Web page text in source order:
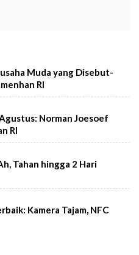
Muda yang Disebut-
RI
Norman Joesoef
RI
Tahan hingga 2 Hari
Kamera Tajam, NFC